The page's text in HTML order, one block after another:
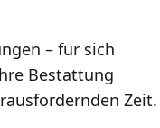
– für sich
Bestattung
Zeit.